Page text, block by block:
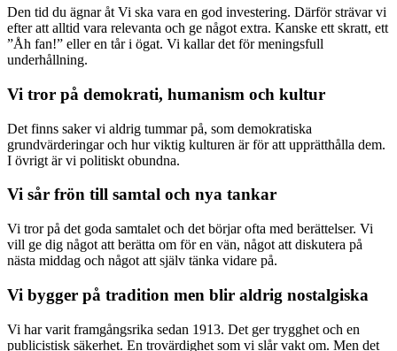
Den tid du ägnar åt Vi ska vara en god investering. Därför strävar vi
efter att alltid vara relevanta och ge något extra. Kanske ett skratt, ett
”Åh fan!” eller en tår i ögat. Vi kallar det för meningsfull
underhållning.
Vi tror på demokrati, humanism och kultur
Det finns saker vi aldrig tummar på, som demokratiska
grundvärderingar och hur viktig kulturen är för att upprätthålla dem.
I övrigt är vi politiskt obundna.
Vi sår frön till samtal och nya tankar
Vi tror på det goda samtalet och det börjar ofta med berättelser. Vi
vill ge dig något att berätta om för en vän, något att diskutera på
nästa middag och något att själv tänka vidare på.
Vi bygger på tradition men blir aldrig nostalgiska
Vi har varit framgångsrika sedan 1913. Det ger trygghet och en
publicistisk säkerhet. En trovärdighet som vi slår vakt om. Men det